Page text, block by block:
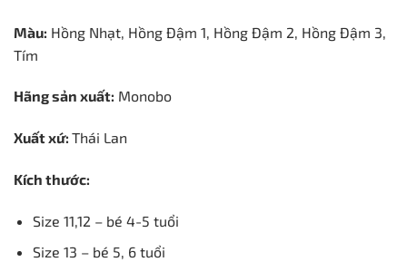
Màu: Hồng Nhạt, Hồng Đậm 1, Hồng Đậm 2, Hồng Đậm 3,
Tím
Hãng sản xuất: Monobo
Xuất xứ: Thái Lan
Kích thước:
Size 11,12 – bé 4-5 tuổi
Size 13 – bé 5, 6 tuổi